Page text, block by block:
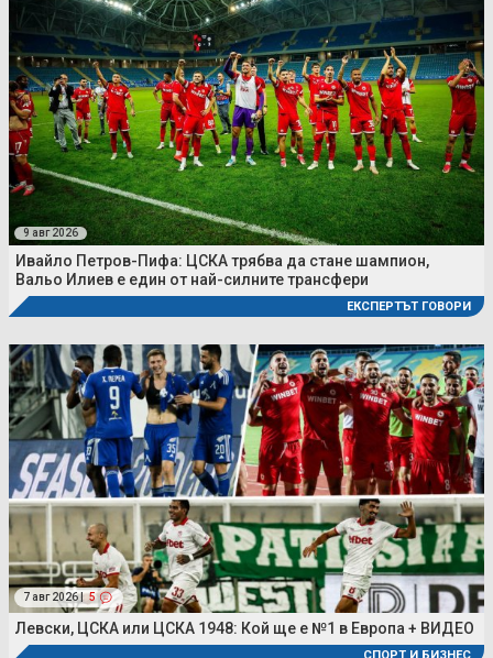
9 авг 2026
Ивайло Петров-Пифа: ЦСКА трябва да стане шампион,
Вальо Илиев е един от най-силните трансфери
ЕКСПЕРТЪТ ГОВОРИ
7 авг 2026 | 5
Левски, ЦСКА или ЦСКА 1948: Кой ще е №1 в Европа + ВИДЕО